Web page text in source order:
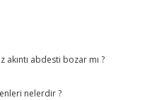
akıntı abdesti bozar mı ?
nelerdir ?